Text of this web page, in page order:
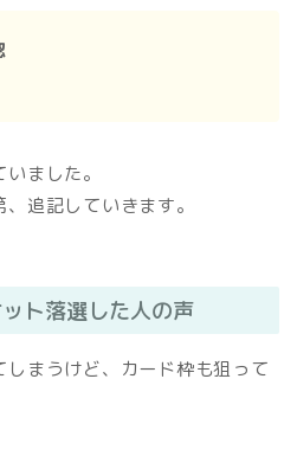
ました。
追記していきます。
ト落選した人の声
まうけど、カード枠も狙って